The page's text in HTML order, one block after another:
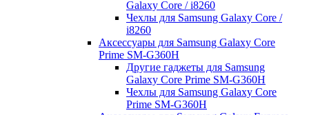
Galaxy Core / i8260
Чехлы для Samsung Galaxy Core /
i8260
Аксессуары для Samsung Galaxy Core
Prime SM-G360H
Другие гаджеты для Samsung
Galaxy Core Prime SM-G360H
Чехлы для Samsung Galaxy Core
Prime SM-G360H